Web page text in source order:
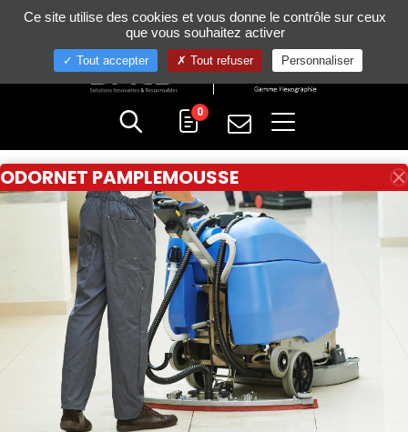
+33 (0)4 75 58 80 10
0
ODORNET PAMPLEMOUSSE
Gestion de vos préférences sur les cookies
Ce site utilise des cookies et vous donne le contrôle sur ceux
que vous souhaitez activer
Tout accepter Tout refuser Personnaliser